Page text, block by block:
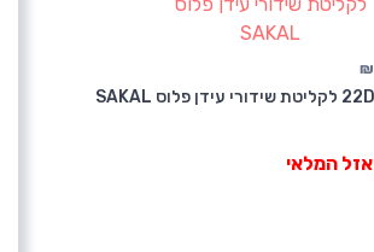
אזל המלאי